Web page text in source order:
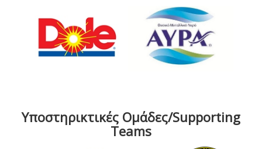
Υποστηρικτικές Ομάδες/Supporting
Teams